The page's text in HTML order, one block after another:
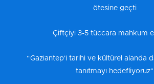
ötesine geçti
Çiftçiyi 3-5 tüccara mahkum
“Gaziantep'i tarihi ve kültürel alanda
tanıtmayı hedefliyoruz"